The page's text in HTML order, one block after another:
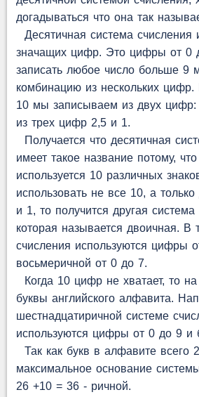
догадываться что она так
Десятичная система счисления
значащих цифр. Это цифры от 0
записать любое число больше 9
комбинацию из нескольких
10 мы записываем из двух
из трех цифр 2,5 и 1.
Получается что десятичная
имеет такое название потому,
используется 10 различных
использовать не все 10, а
и 1, то получится другая система
которая называется двоичная. В
счисления используются цифры
восьмеричной от 0 до 7.
Когда 10 цифр не хватает, то
буквы английского алфавита.
шестнадцатиричной системе
используются цифры от 0 до 9 и
Так как букв в алфавите всего
максимальное основание
26 +10 = 36 - ричной.